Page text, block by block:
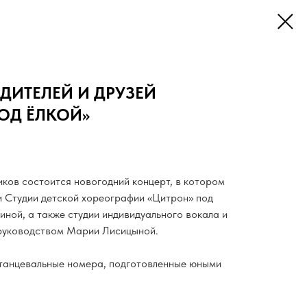
И ДРУЗЕЙ
ЁЛКОЙ»
состоится новогодний концерт, в котором
Студии детской хореографии «Цитрон» под
а также студии индивидуального вокала и
Марии Лисицыной.
номера, подготовленные юными